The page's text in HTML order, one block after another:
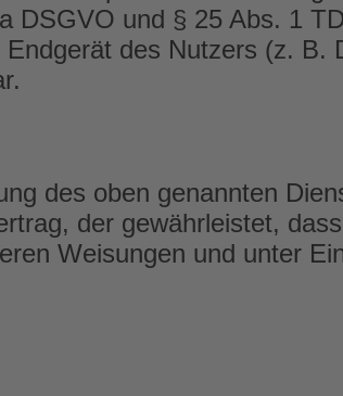
und § 25 Abs. 1
des Nutzers (z. B.
des oben genannten
der gewährleistet,
Weisungen und unter